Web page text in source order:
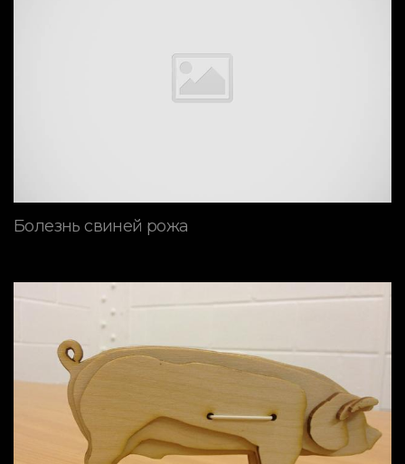
Болезнь свиней рожа